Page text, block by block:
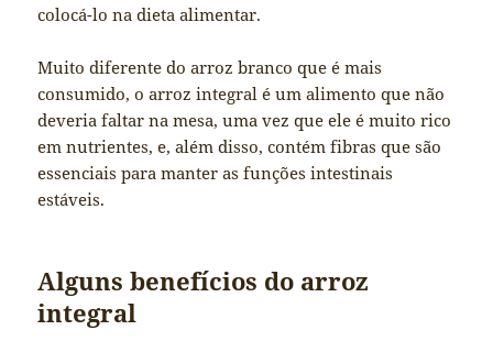
colocá-lo na dieta alimentar.
Muito diferente do arroz branco que é mais
consumido, o arroz integral é um alimento que não
deveria faltar na mesa, uma vez que ele é muito rico
em nutrientes, e, além disso, contém fibras que são
essenciais para manter as funções intestinais
estáveis.
Alguns benefícios do arroz
integral